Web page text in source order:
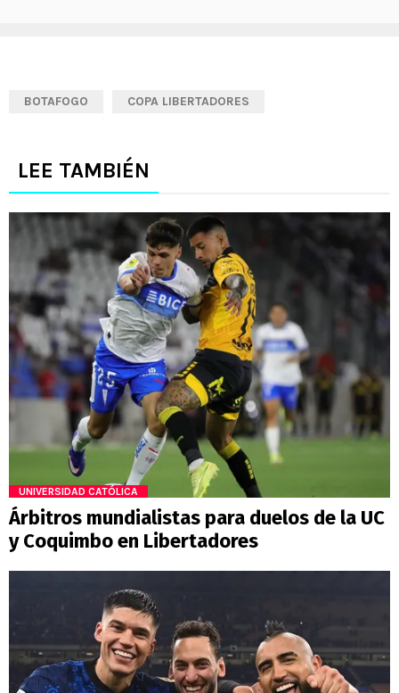
BOTAFOGO COPA LIBERTADORES
LEE TAMBIÉN
UNIVERSIDAD CATÓLICA
Árbitros mundialistas para duelos de la UC
y Coquimbo en Libertadores